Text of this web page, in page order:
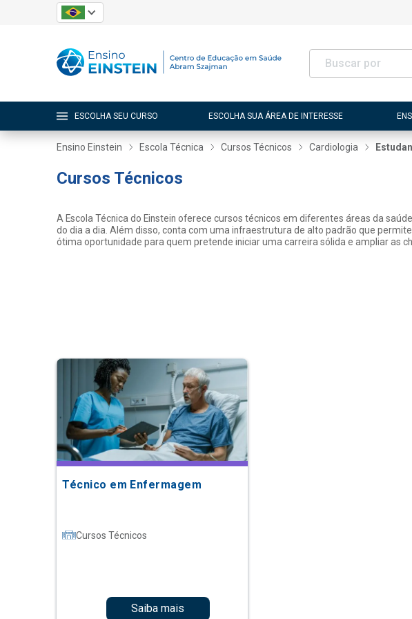
ESCOLHA SEU CURSO ESCOLHA SUA ÁREA DE INTERESSE
Ensino Einstein Escola Técnica Cursos Técnicos Cardiologia
Cursos Técnicos
A Escola Técnica do Einstein oferece cursos técnicos em diferentes áreas da
do dia a dia. Além disso, conta com uma infraestrutura de alto padrão que
ótima oportunidade para quem pretende iniciar uma carreira sólida e ampliar as
Técnico em Enfermagem
Cursos Técnicos
Saiba mais